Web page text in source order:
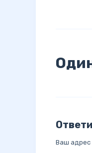
Ваш адрес